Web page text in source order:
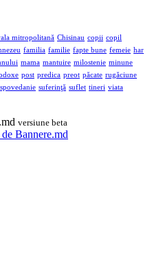
mitropolitană Chisinau copii copil
familia familie fapte bune femeie har
mama mantuire milostenie minune
post predica preot păcate rugăciune
spovedanie suferinţă suflet tineri viata
versiune beta